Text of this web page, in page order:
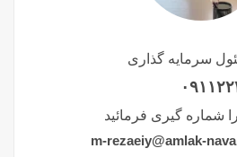
سرمایه گذاری
m-rezaeiy@amlak-